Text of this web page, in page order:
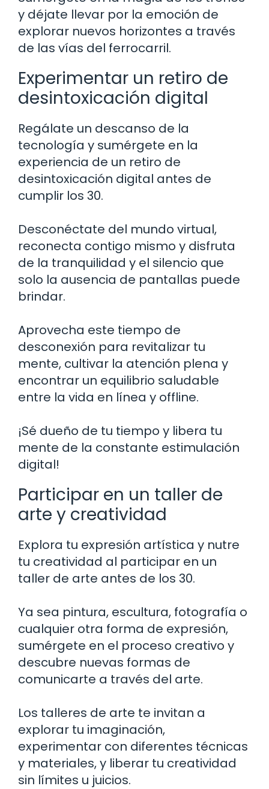
y déjate llevar por la emoción de
explorar nuevos horizontes a través
de las vías del ferrocarril.
Experimentar un retiro de
desintoxicación digital
Regálate un descanso de la
tecnología y sumérgete en la
experiencia de un retiro de
desintoxicación digital antes de
cumplir los 30.
Desconéctate del mundo virtual,
reconecta contigo mismo y disfruta
de la tranquilidad y el silencio que
solo la ausencia de pantallas puede
brindar.
Aprovecha este tiempo de
desconexión para revitalizar tu
mente, cultivar la atención plena y
encontrar un equilibrio saludable
entre la vida en línea y offline.
¡Sé dueño de tu tiempo y libera tu
mente de la constante estimulación
digital!
Participar en un taller de
arte y creatividad
Explora tu expresión artística y nutre
tu creatividad al participar en un
taller de arte antes de los 30.
Ya sea pintura, escultura, fotografía o
cualquier otra forma de expresión,
sumérgete en el proceso creativo y
descubre nuevas formas de
comunicarte a través del arte.
Los talleres de arte te invitan a
explorar tu imaginación,
experimentar con diferentes técnicas
y materiales, y liberar tu creatividad
sin límites u juicios.